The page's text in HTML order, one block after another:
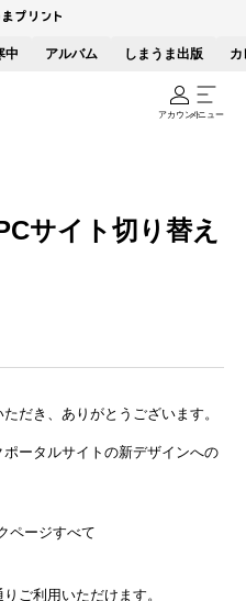
中 アルバム しまうま出版 カ
アカウントメニュー
サイト切り替え
だき、ありがとうございます。
ータルサイトの新デザインへの
ページすべて
ご利用いただけます。